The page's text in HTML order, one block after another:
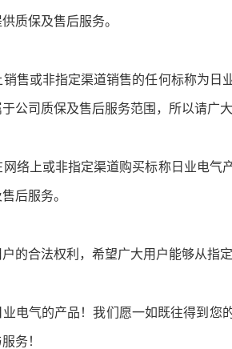
质保及售后服务。
销售或非指定渠道销售的任何标称为 日
公司质保及售后服务范围，所以请广
网络上或非指定渠道购买标称日业电气
后服务。
的合法权利，希望广大用户能够从指
电气的产品！我们愿一如既往得到您
务！